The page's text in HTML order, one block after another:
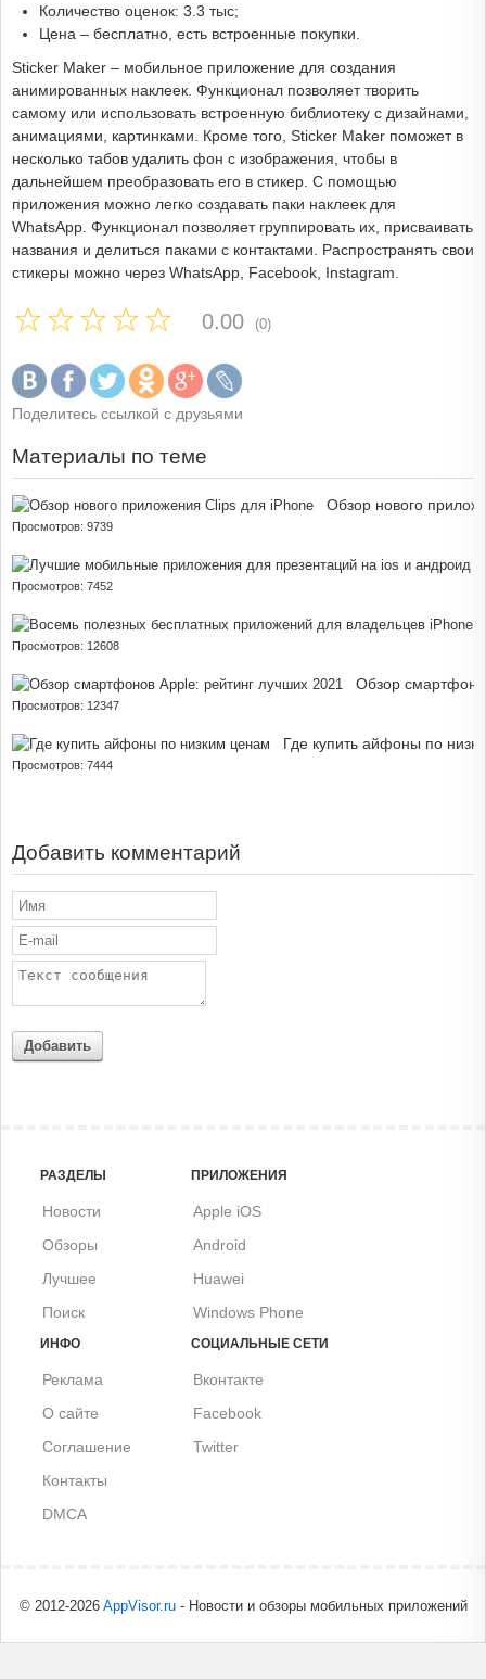
Количество оценок: 3.3 тыс;
Цена – бесплатно, есть встроенные покупки.
Sticker Maker – мобильное приложение для создания
анимированных наклеек. Функционал позволяет творить
самому или использовать встроенную библиотеку с дизайнами,
анимациями, картинками. Кроме того, Sticker Maker поможет в
несколько табов удалить фон с изображения, чтобы в
дальнейшем преобразовать его в стикер. С помощью
приложения можно легко создавать паки наклеек для
WhatsApp. Функционал позволяет группировать их, присваивать
названия и делиться паками с контактами. Распространять свои
стикеры можно через WhatsApp, Facebook, Instagram.
0.00 (0)
Поделитесь ссылкой с друзьями
Материалы по теме
Обзор нового
Просмотров: 9739
Просмотров: 7452
Просмотров: 12608
Обзор
Просмотров: 12347
Где купить айфоны по
Просмотров: 7444
Добавить комментарий
Добавить
РАЗДЕЛЫ
Новости
Обзоры
Лучшее
Поиск
ПРИЛОЖЕНИЯ
Apple iOS
Android
Huawei
Windows Phone
ИНФО
Реклама
О сайте
Соглашение
Контакты
DMCA
СОЦИАЛЬНЫЕ СЕТИ
Вконтакте
Facebook
Twitter
© 2012-2026 AppVisor.ru- Новости и обзоры мобильных приложений